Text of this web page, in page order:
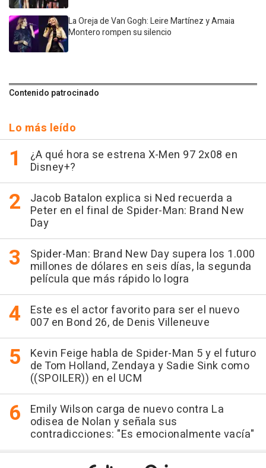
La Oreja de Van Gogh: Leire Martínez y Amaia
Montero rompen su silencio
Contenido patrocinado
Lo más leído
¿A qué hora se estrena X-Men 97 2x08 en
Disney+?
Jacob Batalon explica si Ned recuerda a
Peter en el final de Spider-Man: Brand New
Day
Spider-Man: Brand New Day supera los 1.000
millones de dólares en seis días, la segunda
película que más rápido lo logra
Este es el actor favorito para ser el nuevo
007 en Bond 26, de Denis Villeneuve
Kevin Feige habla de Spider-Man 5 y el futuro
de Tom Holland, Zendaya y Sadie Sink como
((SPOILER)) en el UCM
Emily Wilson carga de nuevo contra La
odisea de Nolan y señala sus
contradicciones: "Es emocionalmente vacía"